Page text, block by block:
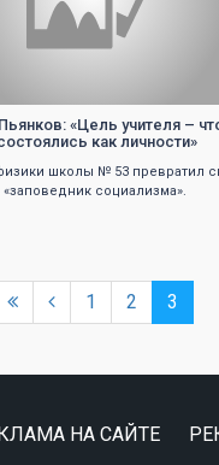
«Цель учителя –
как личности»
школы № 53 превратил
«заповедник социализма».
1 2 3
НА САЙТЕ